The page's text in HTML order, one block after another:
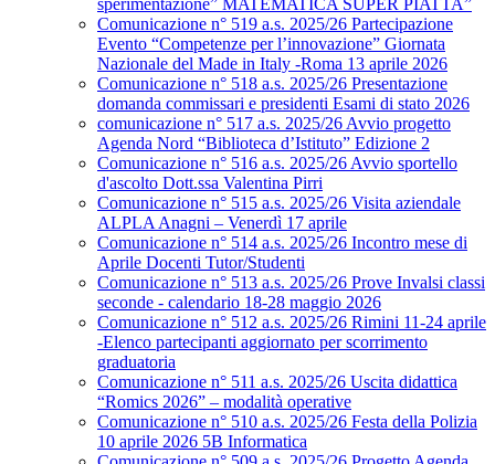
sperimentazione” MATEMATICA SUPER PIATTA”
Comunicazione n° 519 a.s. 2025/26 Partecipazione
Evento “Competenze per l’innovazione” Giornata
Nazionale del Made in Italy -Roma 13 aprile 2026
Comunicazione n° 518 a.s. 2025/26 Presentazione
domanda commissari e presidenti Esami di stato 2026
comunicazione n° 517 a.s. 2025/26 Avvio progetto
Agenda Nord “Biblioteca d’Istituto” Edizione 2
Comunicazione n° 516 a.s. 2025/26 Avvio sportello
d'ascolto Dott.ssa Valentina Pirri
Comunicazione n° 515 a.s. 2025/26 Visita aziendale
ALPLA Anagni – Venerdì 17 aprile
Comunicazione n° 514 a.s. 2025/26 Incontro mese di
Aprile Docenti Tutor/Studenti
Comunicazione n° 513 a.s. 2025/26 Prove Invalsi classi
seconde - calendario 18-28 maggio 2026
Comunicazione n° 512 a.s. 2025/26 Rimini 11-24 aprile
-Elenco partecipanti aggiornato per scorrimento
graduatoria
Comunicazione n° 511 a.s. 2025/26 Uscita didattica
“Romics 2026” – modalità operative
Comunicazione n° 510 a.s. 2025/26 Festa della Polizia
10 aprile 2026 5B Informatica